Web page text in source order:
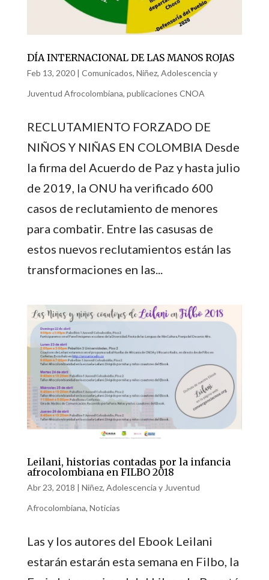
DÍA INTERNACIONAL DE LAS MANOS ROJAS
Feb 13, 2020| Comunicados, Niñez, Adolescencia y
Juventud Afrocolombiana, publicaciones CNOA
RECLUTAMIENTO FORZADO DE
NIÑOS Y NIÑAS EN COLOMBIA Desde
la firma del Acuerdo de Paz y hasta julio
de 2019, la ONU ha verificado 600
casos de reclutamiento de menores
para combatir. Entre las casusas de
estos nuevos reclutamientos están las
transformaciones en las...
Leilani, historias contadas por la infancia
afrocolombiana en FILBO 2018
Abr 23, 2018 | Niñez, Adolescencia y Juventud
Afrocolombiana, Noticias
Las y los autores del Ebook Leilani
estarán estarán esta semana en Filbo, la